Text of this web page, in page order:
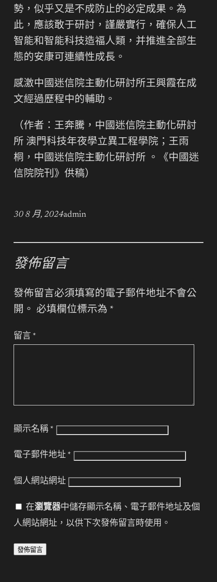
勢，似乎又是不成防止的必定成果。為
此，應該敢于研討，謹嚴實行，確保人工
智能和智能科技造福人類，并推進全部生
態的安康可連續性成長。
感激中國迷信院主動化研討所王興霞在成
文經過歷程中的輔助。
（作者：王奔騰，中國迷信院主動化研討
所 澳門科技年夜學立異工程學院；王雨
桐，中國迷信院主動化研討所 。《中國迷
信院院刊》供稿）
30 8 月, 2024admin
發佈留言
發佈留言必須填寫的電子郵件地址不會公
開。 必填欄位標示為 *
留言 *
顯示名稱 *
電子郵件地址 *
個人網站網址
在瀏覽器中儲存顯示名稱、電子郵件地址及個
人網站網址，以供下次發佈留言時使用。